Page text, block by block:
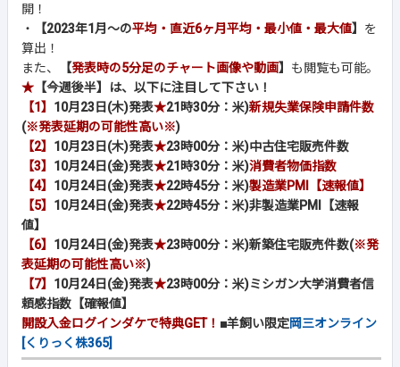
開！
・
【2023年1月～の平均・直近6ヶ月平均・最小値・最大値】 を
算出！
また、
【発表時の5分足のチャート画像や動画】 も閲覧も可能。
★ 【今週後半】は、以下に注目して下さい！
【1】 10月23日(木)発表★21時30分：米)新規失業保険申請件数
(※発表延期の可能性高い※)
【2】 10月23日(木)発表★23時00分：米)中古住宅販売件数
【3】 10月24日(金)発表★21時30分：米)消費者物価指数
【4】 10月24日(金)発表★22時45分：米)製造業PMI【速報値】
【5】 10月24日(金)発表★22時45分：米)非製造業PMI【速報
値】
【6】 10月24日(金)発表★23時00分：米)新築住宅販売件数(※発
表延期の可能性高い※)
【7】 10月24日(金)発表★23時00分：米)ミシガン大学消費者信
頼感指数【確報値】
開設入金ログインダケで特典GET！ ■羊飼い限定岡三オンライン
[くりっく株365]